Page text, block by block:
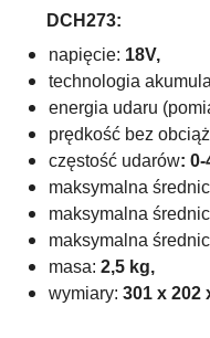
DCH273:
napięcie: 18V,
technologia
energia udaru
prędkość bez
częstość udarów:
maksymalna
maksymalna
maksymalna
masa: 2,5 kg,
wymiary: 301 x 202